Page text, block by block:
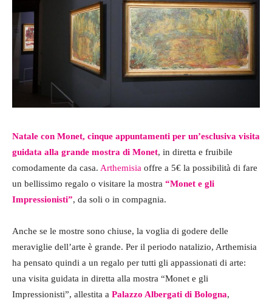
Natale con Monet, cinque appuntamenti per un’esclusiva visita
guidata alla grande mostra di Monet, in diretta e fruibile
comodamente da casa. Arthemisia offre a 5€ la possibilità di fare
un bellissimo regalo o visitare la mostra “Monet e gli
Impressionisti”, da soli o in compagnia.
Anche se le mostre sono chiuse, la voglia di godere delle
meraviglie dell’arte è grande. Per il periodo natalizio, Arthemisia
ha pensato quindi a un regalo per tutti gli appassionati di arte:
una visita guidata in diretta alla mostra “Monet e gli
Impressionisti”, allestita a Palazzo Albergati di Bologna,